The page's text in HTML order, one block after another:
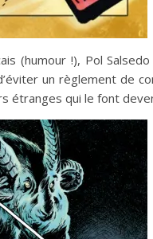
(humour !), Pol
un règlement de
étranges qui le font